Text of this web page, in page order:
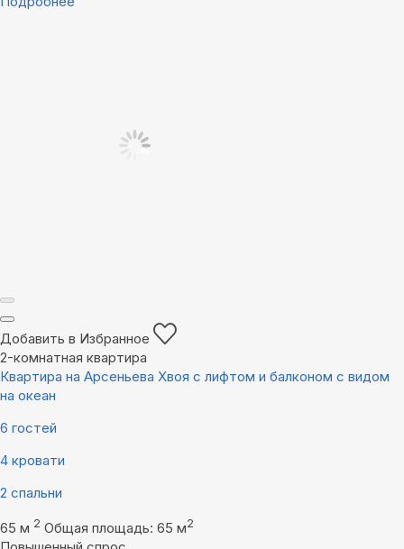
Добавить в Избранное
2-комнатная квартира
Квартира на Арсеньева Хвоя с лифтом и балконом с видом
на океан
6 гостей
4 кровати
2 спальни
65 м 2 Общая площадь: 65 м2